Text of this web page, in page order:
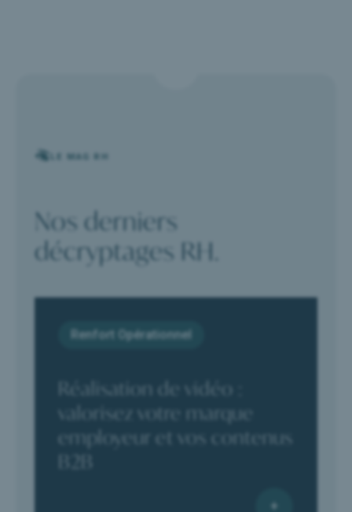
LE MAG RH
Nos derniers
décryptages RH.
Réalisation de vidéo :
valorisez votre marque
employeur et vos contenus
B2B
Renfort Opérationnel